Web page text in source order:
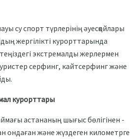
су спорт түрлерінің әуесқойлары
жергілікті курорттарында
экстремалды жерлермен
серфинг, кайтсерфинг және
курорттары
астананың шығыс бөлігінен -
ондаған және жүздеген километрге